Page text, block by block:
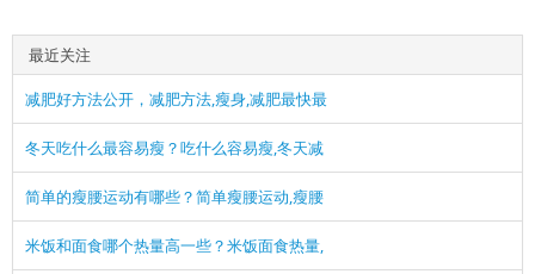
最近关注
减肥好方法公开，减肥方法,瘦身,减肥最快最
冬天吃什么最容易瘦？吃什么容易瘦,冬天减
简单的瘦腰运动有哪些？简单瘦腰运动,瘦腰
米饭和面食哪个热量高一些？米饭面食热量,